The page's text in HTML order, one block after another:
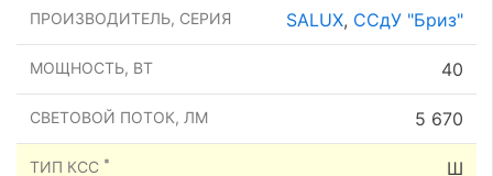
ПРОИЗВОДИТЕЛЬ, СЕРИЯ SALUX, ССдУ "Бриз"
МОЩНОСТЬ, ВТ 40
СВЕТОВОЙ ПОТОК, ЛМ 5 670
ТИП КСС * Ш